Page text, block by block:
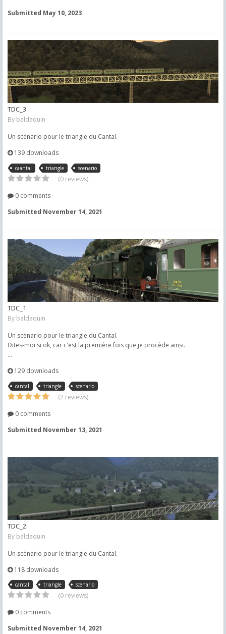
Submitted May 10, 2023
TDC_3
By baldaquin
Un scénario pour le triangle du Cantal.
139 downloads
caantal triangle scenario
(0 reviews)
0 comments
Submitted November 14, 2021
TDC_1
By baldaquin
Un scénario pour le triangle du Cantal.
Dites-moi si ok, car c'est la première fois que je procède ainsi.
...
129 downloads
cantal triangle scenario
(2 reviews)
0 comments
Submitted November 13, 2021
TDC_2
By baldaquin
Un scénario pour le triangle du Cantal.
118 downloads
cantal triangle scenario
(0 reviews)
0 comments
Submitted November 14, 2021